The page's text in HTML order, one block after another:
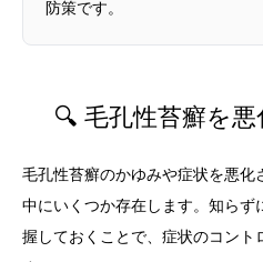
防策です。
🔍 毛孔性苔癬を
毛孔性苔癬のかゆみや症状を悪
中にいくつか存在します。知ら
握しておくことで、症状のコント